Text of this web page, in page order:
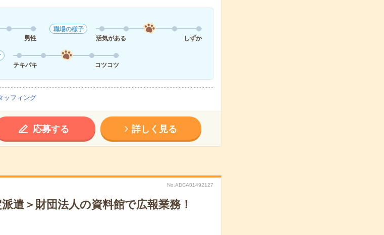
男性
職場の様子
活気がある
しずか
テキパキ
コツコツ
ッフィング
応募する 詳しく見る
No.ADCA01492127
遣＞財団法人の資料館で広報業務！